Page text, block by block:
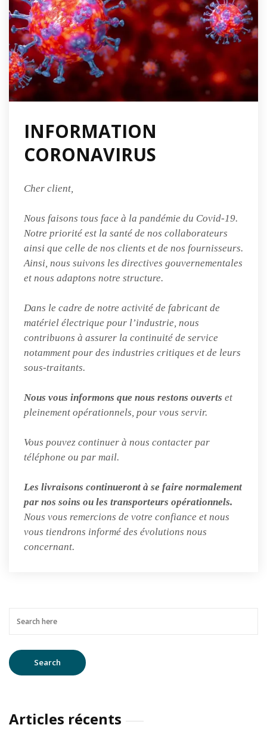
INFORMATION
CORONAVIRUS
Cher client,
Nous faisons tous face à la pandémie du Covid-19.
Notre priorité est la santé de nos collaborateurs
ainsi que celle de nos clients et de nos fournisseurs.
Ainsi, nous suivons les directives gouvernementales
et nous adaptons notre structure.
Dans le cadre de notre activité de fabricant de
matériel électrique pour l’industrie, nous
contribuons à assurer la continuité de service
notamment pour des industries critiques et de leurs
sous-traitants.
Nous vous informons que nous restons ouverts et
pleinement opérationnels, pour vous servir.
Vous pouvez continuer à nous contacter par
téléphone ou par mail.
Les livraisons continueront à se faire normalement
par nos soins ou les transporteurs opérationnels.
Nous vous remercions de votre confiance et nous
vous tiendrons informé des évolutions nous
concernant.
Articles récents